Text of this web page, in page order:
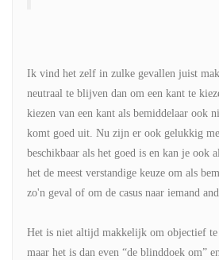
Ik vind het zelf in zulke gevallen juist
neutraal te blijven dan om een kant te
kiezen van een kant als bemiddelaar ook
komt goed uit. Nu zijn er ook gelukkig
beschikbaar als het goed is en kan je ook
het de meest verstandige keuze om als
zo'n geval of om de casus naar iemand
Het is niet altijd makkelijk om objectief
maar het is dan even “de blinddoek om”